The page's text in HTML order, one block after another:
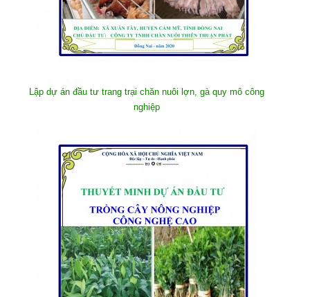
Lập dự án đầu tư trang trại chăn nuôi lợn, gà quy mô công
nghiệp